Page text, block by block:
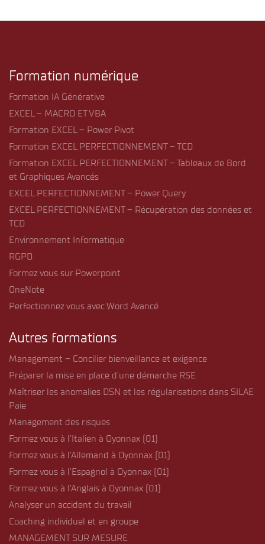
Formation numérique
Formation IA Générative
EXCEL – MACRO ET VBA
Formation EXCEL – Power Pivot
Formation EXCEL PERFECTIONNEMENT – TCD
Formation EXCEL PERFECTIONNEMENT – Tableaux de Bord
et Graphiques Avancés
EXCEL PERFECTIONNEMENT – Power Query
EXCEL PERFECTIONNEMENT – Récupération des données et
TCD
Environnement Informatique
RGPD
Formez vous sur Powerpoint
OneNote
Perfectionnez vous avec Word Avancé
Autres formations
Management – Concilier bienveillance et exigence
Préparer la mise en place d’une démarche RSE
Maîtriser les anomalies DSN et les régularisations dans SILAE
Paie
Management des risques
Formez vous à l’Italien à Oyonnax (01)
Formez vous à l’Allemand à Oyonnax (01)
Formez vous à l’Espagnol à Oyonnax (01)
Formez vous à l’Anglais à Oyonnax (01)
Analyser un accident du travail
Coaching individuel et en groupe
MANAGEMENT SUR MESURE